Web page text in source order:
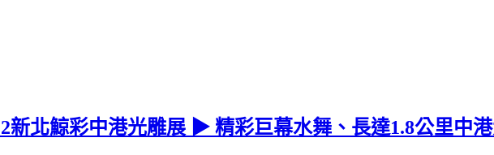
新北鯨彩中港光雕展 ▶ 精彩巨幕水舞、長達1.8公里中